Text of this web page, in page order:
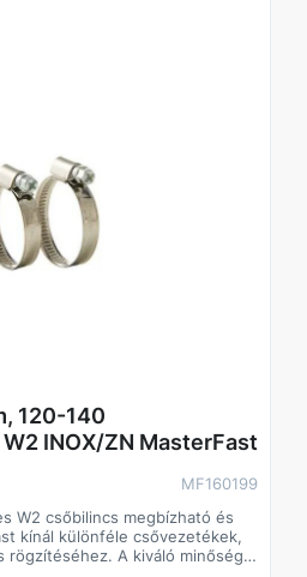
120-140
W2 INOX/ZN MasterFast
MF160199
W2 csőbilincs megbízható és
kínál különféle csővezetékek,
rögzítéséhez. A kiváló minőségű